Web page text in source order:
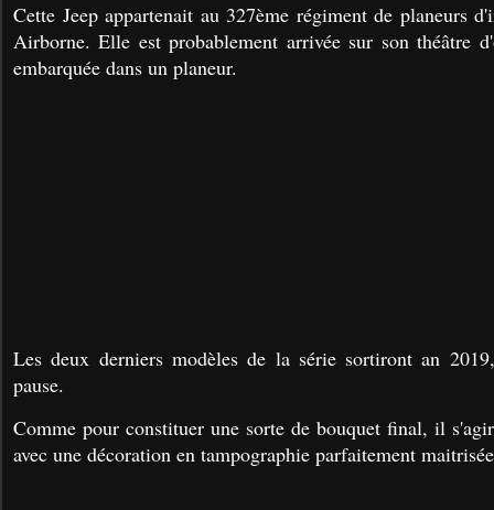
Cette Jeep appartenait au 327ème régiment de planeurs
Airborne. Elle est probablement arrivée sur son théâtre
embarquée dans un planeur.
Les deux derniers modèles de la série sortiront an
pause.
Comme pour constituer une sorte de bouquet final, il
avec une décoration en tampographie parfaitement